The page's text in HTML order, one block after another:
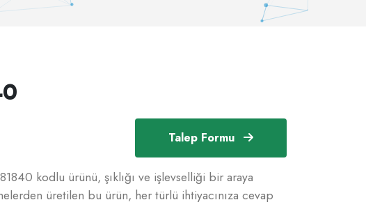
Talep Formu
kodlu ürünü, şıklığı ve işlevselliği bir araya
üretilen bu ürün, her türlü ihtiyacınıza cevap